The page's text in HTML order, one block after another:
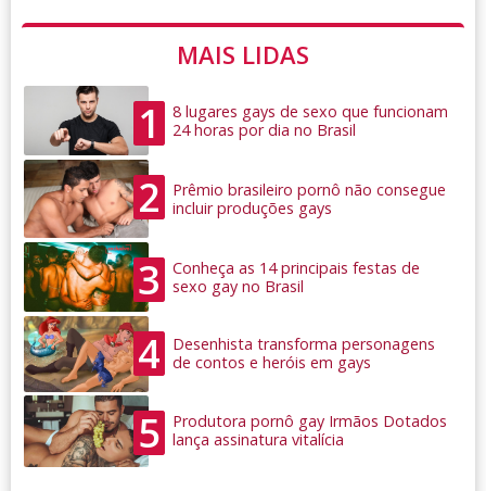
MAIS LIDAS
1
8 lugares gays de sexo que funcionam
24 horas por dia no Brasil
2
Prêmio brasileiro pornô não consegue
incluir produções gays
3
Conheça as 14 principais festas de
sexo gay no Brasil
4
Desenhista transforma personagens
de contos e heróis em gays
5
Produtora pornô gay Irmãos Dotados
lança assinatura vitalícia